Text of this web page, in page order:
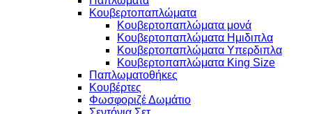
Κουβερτοπαπλώματα
Κουβερτοπαπλώματα μονά
Κουβερτοπαπλώματα Ημιδιπλα
Κουβερτοπαπλώματα Υπερδιπλα
Κουβερτοπαπλώματα King Size
Παπλωματοθήκες
Κουβέρτες
Φωσφοριζέ Δωμάτιο